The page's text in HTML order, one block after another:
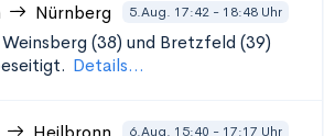
Nürnberg 5.Aug. 17:42 - 18:48 Uhr
Weinsberg (38) und Bretzfeld (39)
Details...
6.Aug. 15:40 - 17:17 Uhr